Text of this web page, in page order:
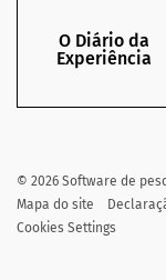
O Diário da
Experiência
© 2026 Software de
Mapa do site
Cookies Settings